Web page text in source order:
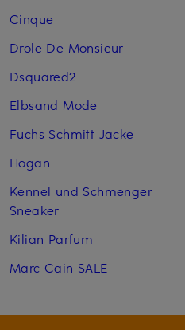
Cinque
Drole De Monsieur
Dsquared2
Elbsand Mode
Fuchs Schmitt Jacke
Hogan
Kennel und Schmenger
Sneaker
Kilian Parfum
Marc Cain SALE